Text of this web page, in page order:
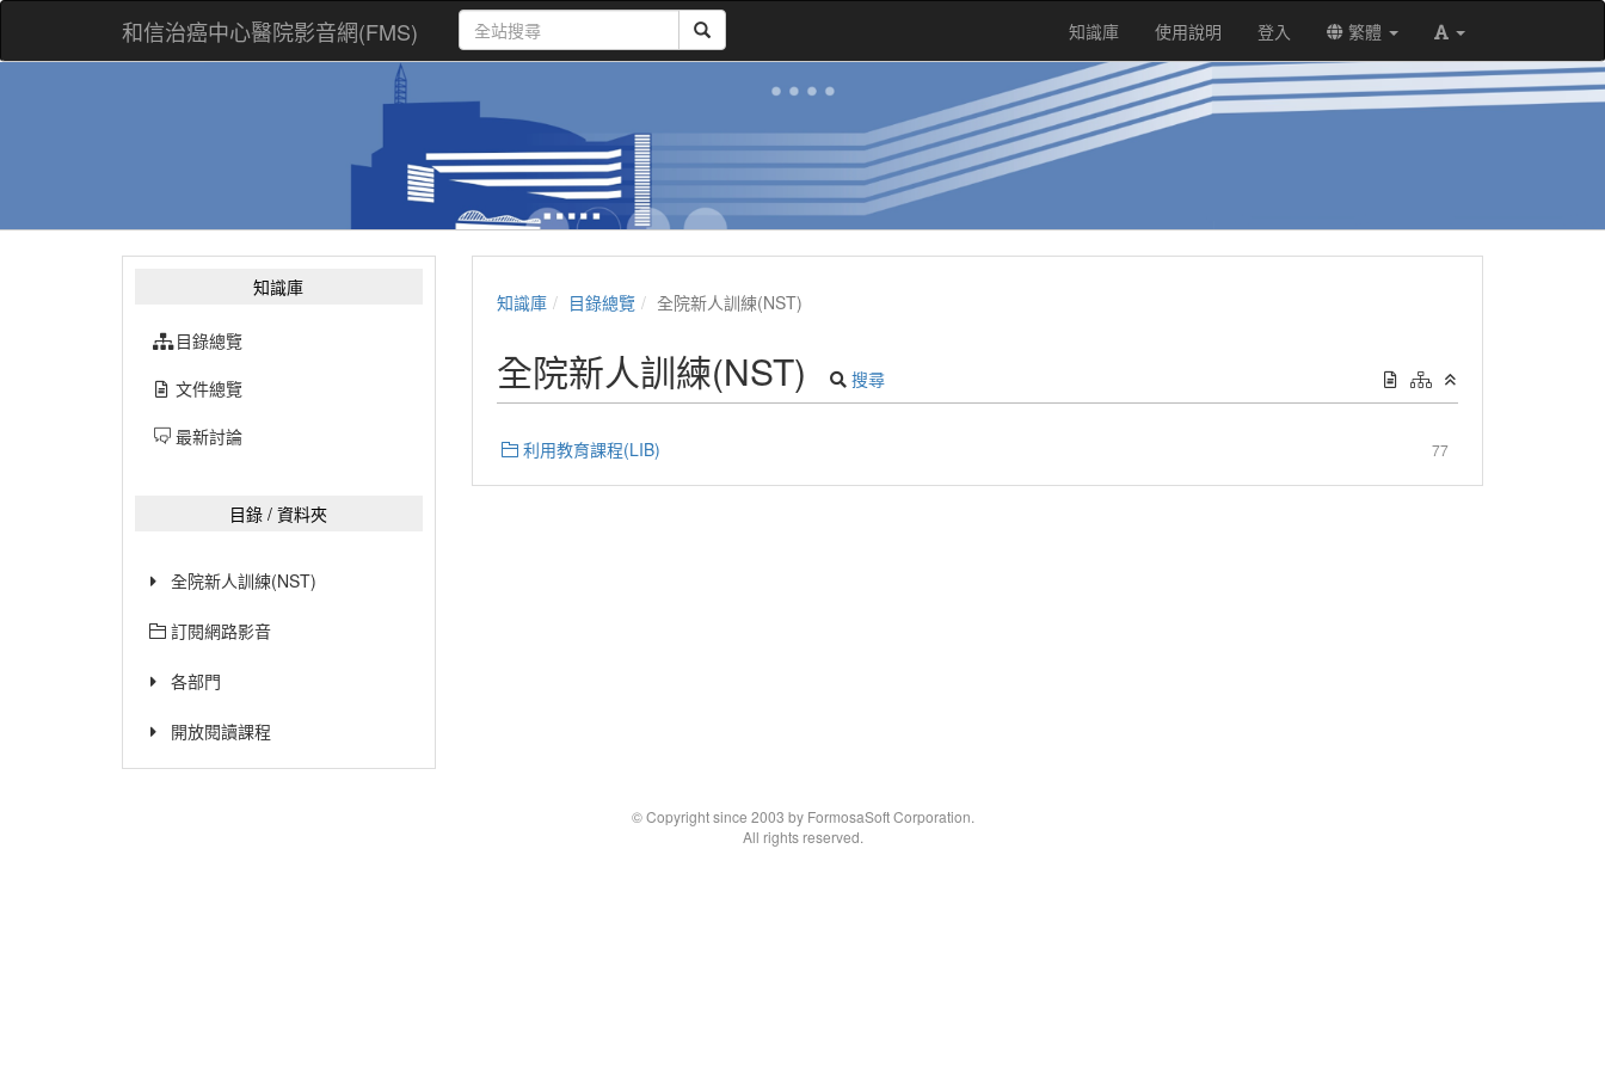
和信治癌中心醫院影音網(FMS) 知識庫 使用說明 登入 繁體
知識庫
目錄總覽
文件總覽
最新討論
目錄 / 資料夾
全院新人訓練(NST)
訂閱網路影音
各部門
開放閱讀課程
知識庫 目錄總覽 全院新人訓練(NST)
全院新人訓練(NST) 搜尋
77
利用教育課程(LIB)
© Copyright since 2003 by FormosaSoft Corporation.
All rights reserved.